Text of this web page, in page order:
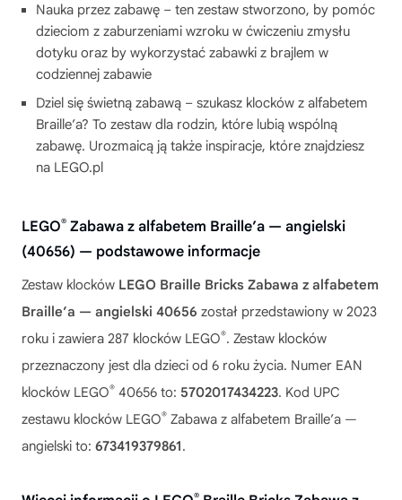
Nauka przez zabawę – ten zestaw stworzono, by pomóc
dzieciom z zaburzeniami wzroku w ćwiczeniu zmysłu
dotyku oraz by wykorzystać zabawki z brajlem w
codziennej zabawie
Dziel się świetną zabawą – szukasz klocków z alfabetem
Braille’a? To zestaw dla rodzin, które lubią wspólną
zabawę. Urozmaicą ją także inspiracje, które znajdziesz
na LEGO.pl
LEGO® Zabawa z alfabetem Braille’a — angielski
(40656) — podstawowe informacje
Zestaw klocków LEGO Braille Bricks Zabawa z alfabetem
Braille’a — angielski 40656 został przedstawiony w 2023
roku i zawiera 287 klocków LEGO®. Zestaw klocków
przeznaczony jest dla dzieci od 6 roku życia. Numer EAN
klocków LEGO® 40656 to: 5702017434223. Kod UPC
zestawu klocków LEGO® Zabawa z alfabetem Braille’a —
angielski to: 673419379861.
®